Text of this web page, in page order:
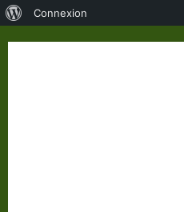
Connexion